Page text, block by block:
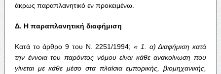
άκρως παραπλανητικό εν προκειμένω.
Δ. Η παραπλανητική διαφήμιση
Κατά το άρθρο 9 του Ν. 2251/1994;« 1. α)Διαφήμιση κατά
την έννοια του παρόντος νόμου είναι κάθε ανακοίνωση που
γίνεται με κάθε μέσο στα πλαίσια εμπορικής ,βιομηχανικής